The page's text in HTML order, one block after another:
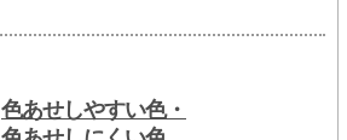
色あせしやすい色・